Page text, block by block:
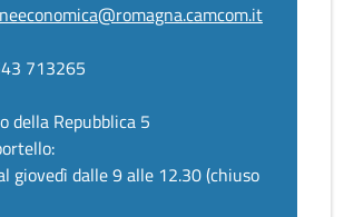
713265
della Repubblica 5
giovedì dalle 9 alle 12.30 (chiuso